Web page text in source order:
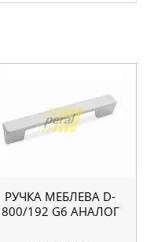
РУЧКА МЕБЛЕВА D-
800/192 G6 АНАЛОГ